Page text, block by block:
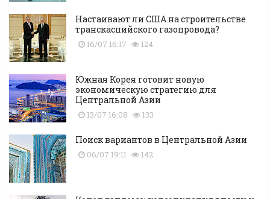
Настаивают ли США на строительстве
транскаспийского газопровода?
16/07 16:17 124
Южная Корея готовит новую
экономическую стратегию для
Центральной Азии
13/07 16:08 133
Поиск вариантов в Центральной Азии
06/07 19:11 142